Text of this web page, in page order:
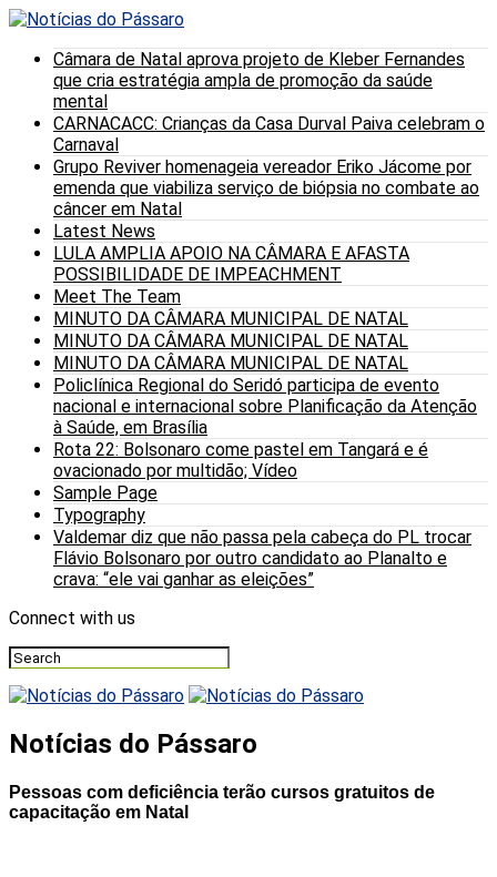
Câmara de Natal aprova projeto de Kleber Fernandes
que cria estratégia ampla de promoção da saúde
mental
CARNACACC: Crianças da Casa Durval Paiva celebram o
Carnaval
Grupo Reviver homenageia vereador Eriko Jácome por
emenda que viabiliza serviço de biópsia no combate ao
câncer em Natal
Latest News
LULA AMPLIA APOIO NA CÂMARA E AFASTA
POSSIBILIDADE DE IMPEACHMENT
Meet The Team
MINUTO DA CÂMARA MUNICIPAL DE NATAL
MINUTO DA CÂMARA MUNICIPAL DE NATAL
MINUTO DA CÂMARA MUNICIPAL DE NATAL
Policlínica Regional do Seridó participa de evento
nacional e internacional sobre Planificação da Atenção
à Saúde, em Brasília
Rota 22: Bolsonaro come pastel em Tangará e é
ovacionado por multidão; Vídeo
Sample Page
Typography
Valdemar diz que não passa pela cabeça do PL trocar
Flávio Bolsonaro por outro candidato ao Planalto e
crava: “ele vai ganhar as eleições”
Connect with us
Notícias do Pássaro
Pessoas com deficiência terão cursos gratuitos de
capacitação em Natal